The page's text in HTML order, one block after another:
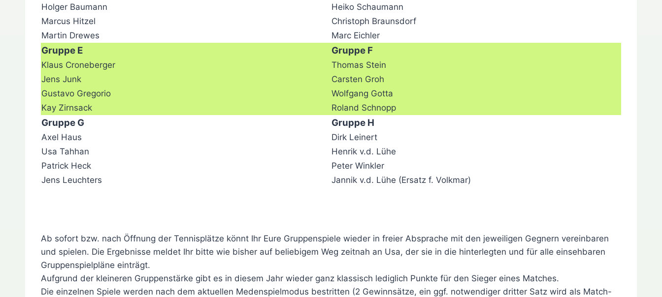
Holger Baumann
Heiko Schaumann
Marcus Hitzel
Christoph Braunsdorf
Martin Drewes
Marc Eichler
Gruppe E Gruppe F
Klaus Croneberger
Thomas Stein
Jens Junk
Carsten Groh
Gustavo Gregorio
Wolfgang Gotta
Kay Zirnsack
Roland Schnopp
Gruppe G Gruppe H
Axel Haus
Dirk Leinert
Usa Tahhan
Henrik v.d. Lühe
Patrick Heck
Peter Winkler
Jens Leuchters
Jannik v.d. Lühe (Ersatz f. Volkmar)
Ab sofort bzw. nach Öffnung der Tennisplätze könnt Ihr Eure Gruppenspiele wieder in freier Absprache mit den jeweiligen Gegnern vereinbaren
und spielen. Die Ergebnisse meldet Ihr bitte wie bisher auf beliebigem Weg zeitnah an Usa, der sie in die hinterlegten und für alle einsehbaren
Gruppenspielpläne einträgt.
Aufgrund der kleineren Gruppenstärke gibt es in diesem Jahr wieder ganz klassisch lediglich Punkte für den Sieger eines Matches.
Die einzelnen Spiele werden nach dem aktuellen Medenspielmodus bestritten (2 Gewinnsätze, ein ggf. notwendiger dritter Satz wird als Match-